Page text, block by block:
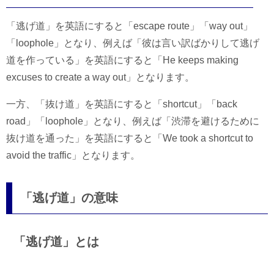
「逃げ道」を英語にすると「escape route」「way out」
「loophole」となり、例えば「彼は言い訳ばかりして逃げ
道を作っている」を英語にすると「He keeps making
excuses to create a way out」となります。
一方、「抜け道」を英語にすると「shortcut」「back
road」「loophole」となり、例えば「渋滞を避けるために
抜け道を通った」を英語にすると「We took a shortcut to
avoid the traffic」となります。
「逃げ道」の意味
「逃げ道」とは